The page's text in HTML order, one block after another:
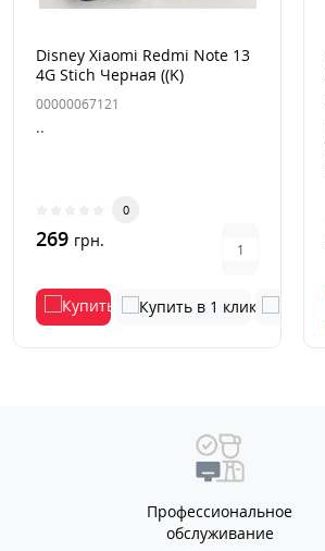
Disney Xiaomi Redmi Note 13
4G Stich Черная ((K)
00000067121
..
0
269 грн.
Профессиональное
обслуживание